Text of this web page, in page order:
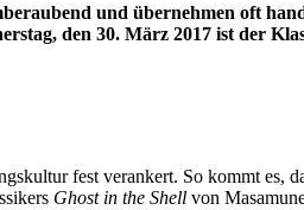
und übernehmen oft
den 30. März 2017 ist der
fest verankert. So kommt es,
Ghost in the Shell von